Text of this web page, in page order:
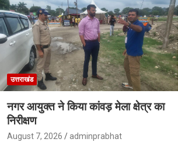
उत्तराखंड
नगर आयुक्त ने किया कांवड़ मेला क्षेत्र का
निरीक्षण
August 7, 2026 adminprabhat